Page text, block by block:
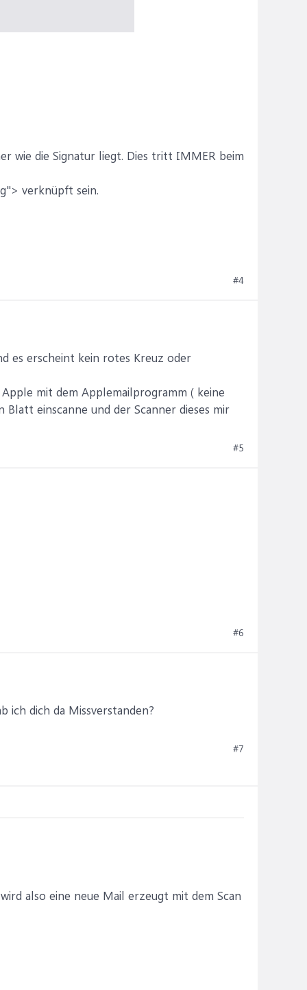
wie die Signatur liegt. Dies tritt IMMER beim
verknüpft sein.
#4
es erscheint kein rotes Kreuz oder
mit dem Applemailprogramm ( keine
einscanne und der Scanner dieses mir
#5
#6
ich dich da Missverstanden?
#7
also eine neue Mail erzeugt mit dem Scan